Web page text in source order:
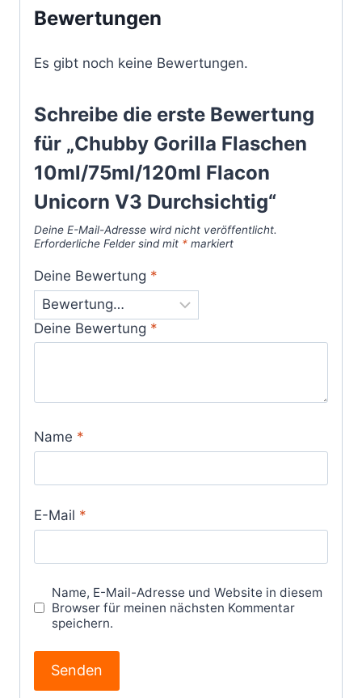
Bewertungen
Es gibt noch keine Bewertungen.
Schreibe die erste Bewertung
für „Chubby Gorilla Flaschen
10ml/75ml/120ml Flacon
Unicorn V3 Durchsichtig“
Deine E-Mail-Adresse wird nicht veröffentlicht.
Erforderliche Felder sind mit * markiert
Deine Bewertung *
Deine Bewertung *
Name *
E-Mail *
Name, E-Mail-Adresse und Website in diesem
Browser für meinen nächsten Kommentar
speichern.